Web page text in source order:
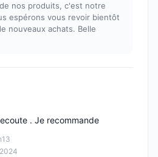
nos produits, c'est notre
espérons vous revoir bientôt
nouveaux achats. Belle
. Je recommande